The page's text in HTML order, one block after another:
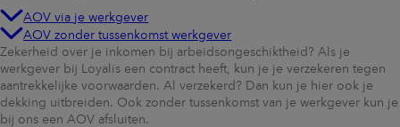
AOV via je werkgever
AOV zonder tussenkomst werkgever
Zekerheid over je inkomen bij arbeidsongeschiktheid? Als je
werkgever bij Loyalis een contract heeft, kun je je verzekeren tegen
aantrekkelijke voorwaarden. Al verzekerd? Dan kun je hier ook je
dekking uitbreiden. Ook zonder tussenkomst van je werkgever kun je
bij ons een AOV afsluiten.